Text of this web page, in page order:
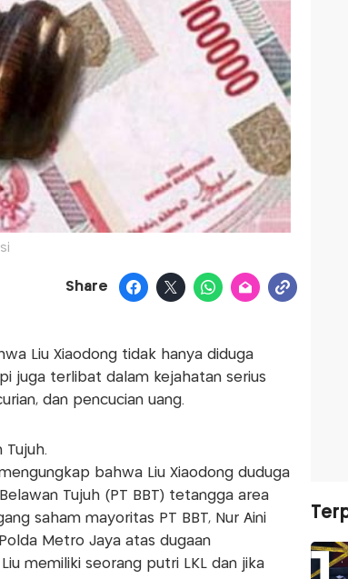
Share
Liu Xiaodong tidak hanya diduga
juga terlibat dalam kejahatan serius
dan pencucian uang.
Tujuh.
bahwa Liu Xiaodong duduga
Tujuh (PT BBT) tetangga area
saham mayoritas PT BBT, Nur Aini
Metro Jaya atas dugaan
memiliki seorang putri LKL dan jika